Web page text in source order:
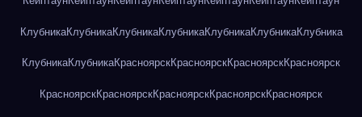
КлубникаКлубникаКлубникаКлубникаКлубникаКлубникаКлубника
КлубникаКлубникаКрасноярскКрасноярскКрасноярскКрасноярск
КрасноярскКрасноярскКрасноярскКрасноярскКрасноярск